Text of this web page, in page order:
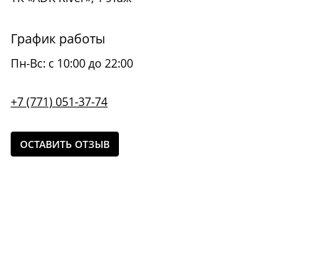
График работы
Пн-Вс: с 10:00 до 22:00
+7 (771) 051-37-74
ОСТАВИТЬ ОТЗЫВ